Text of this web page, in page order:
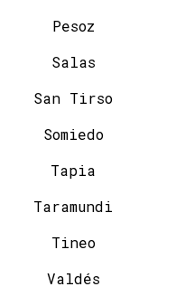
Pesoz
Salas
San Tirso
Somiedo
Tapia
Taramundi
Tineo
Valdés